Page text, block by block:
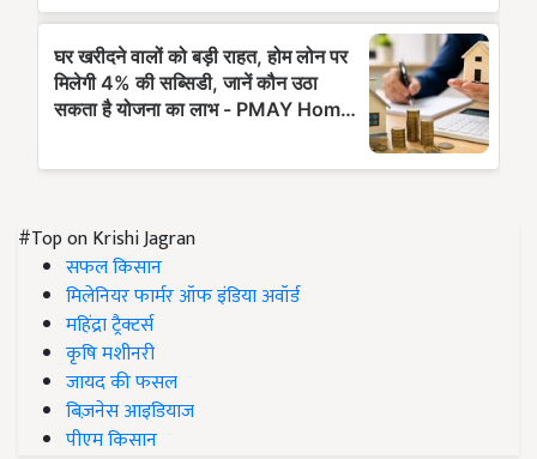
#Top on Krishi Jagran
सफल किसान
मिलेनियर फार्मर ऑफ इंडिया अवॉर्ड
महिंद्रा ट्रैक्टर्स
कृषि मशीनरी
जायद की फसल
बिज़नेस आइडियाज
पीएम किसान